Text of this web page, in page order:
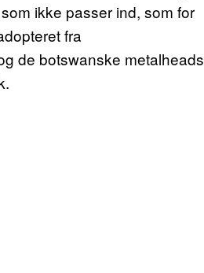
ikke passer ind, som for
fra
de botswanske metalheads